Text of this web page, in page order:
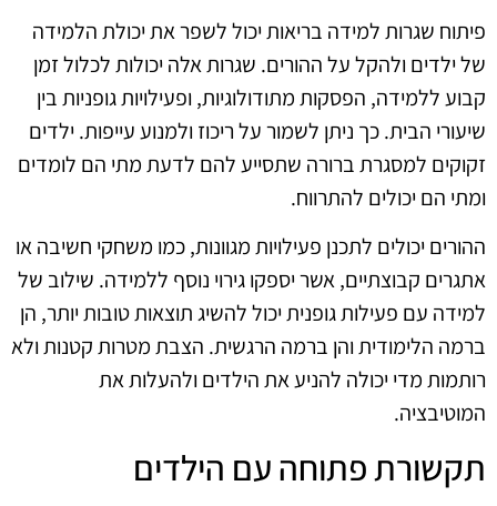
פיתוח שגרות למידה בריאות יכול לשפר את יכולת הלמידה
של ילדים ולהקל על ההורים. שגרות אלה יכולות לכלול זמן
קבוע ללמידה, הפסקות מתודולוגיות, ופעילויות גופניות בין
שיעורי הבית. כך ניתן לשמור על ריכוז ולמנוע עייפות. ילדים
זקוקים למסגרת ברורה שתסייע להם לדעת מתי הם לומדים
ומתי הם יכולים להתרווח.
ההורים יכולים לתכנן פעילויות מגוונות, כמו משחקי חשיבה או
אתגרים קבוצתיים, אשר יספקו גירוי נוסף ללמידה. שילוב של
למידה עם פעילות גופנית יכול להשיג תוצאות טובות יותר, הן
ברמה הלימודית והן ברמה הרגשית. הצבת מטרות קטנות ולא
רותמות מדי יכולה להניע את הילדים ולהעלות את
המוטיבציה.
תקשורת פתוחה עם הילדים